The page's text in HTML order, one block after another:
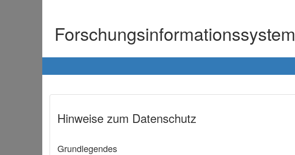
Forschungsinformationssystem
Hinweise zum Datenschutz
Grundlegendes